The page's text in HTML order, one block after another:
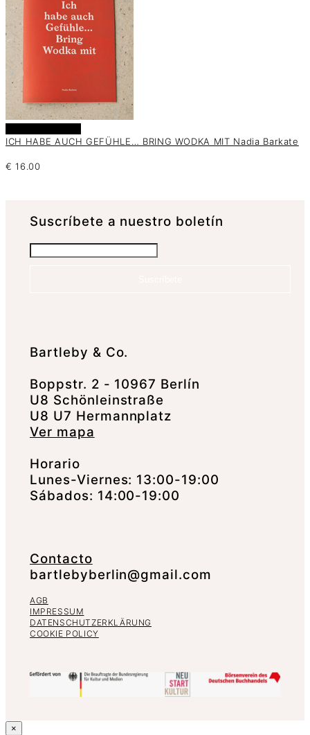
ICH HABE AUCH GEFÜHLE… BRING WODKA MIT Nadia Barkate
€ 16.00
Suscrí­bete a nuestro boletín
Bartleby & Co.
Boppstr. 2 - 10967 Berlín
U8 Schönleinstraße
U8 U7 Hermannplatz
Ver mapa
Horario
Lunes-Viernes: 13:00-19:00
Sábados: 14:00-19:00
Contacto
bartlebyberlin@gmail.com
AGB
IMPRESSUM
DATENSCHUTZERKLÄRUNG
COOKIE POLICY
×